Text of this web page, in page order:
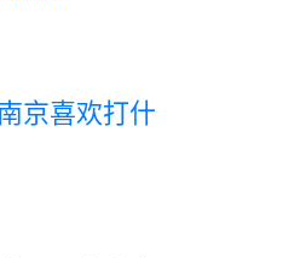
京喜欢打什